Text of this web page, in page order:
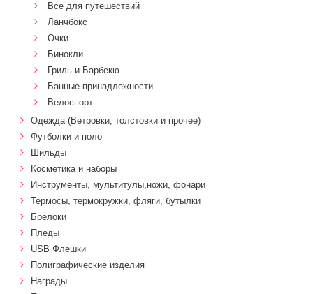
Все для путешествий
Ланчбокс
Очки
Бинокли
Гриль и Барбекю
Банные принадлежности
Велоспорт
Одежда (Ветровки, толстовки и прочее)
Футболки и поло
Шильды
Косметика и наборы
Инструменты, мультитулы,ножи, фонари
Термосы, термокружки, фляги, бутылки
Брелоки
Пледы
USB Флешки
Полиграфические изделия
Награды